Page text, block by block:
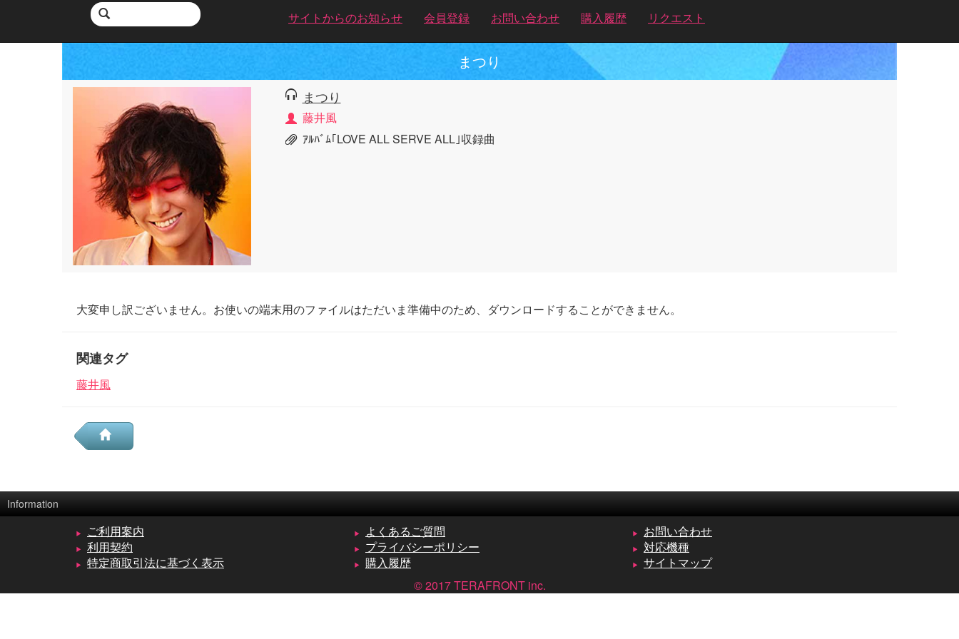
サイトからのお知らせ 会員登録 お問い合わせ 購入履歴 リクエスト
まつり
まつり
藤井風
ｱﾙﾊﾞﾑ｢LOVE ALL SERVE ALL｣収録曲
大変申し訳ございません。お使いの端末用のファイルはただいま準備中のため、ダウンロードすることができません。
関連タグ
藤井風
Information
ご利用案内 よくあるご質問
お問い合わせ
利用契約
プライバシーポリシー
対応機種
特定商取引法に基づく表示
購入履歴
サイトマップ
© 2017 TERAFRONT inc.